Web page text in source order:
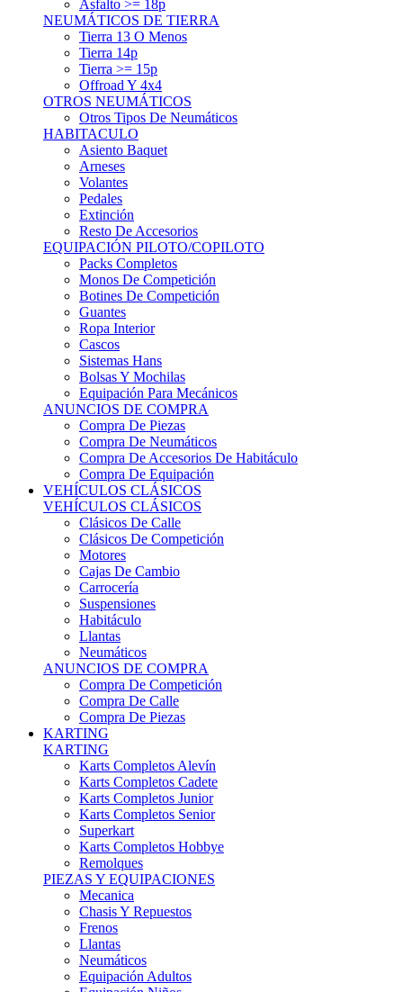
Tierra 13 O Menos
Tierra 14p
Tierra >= 15p
Offroad Y 4x4
OTROS NEUMÁTICOS
Otros Tipos De Neumáticos
HABITACULO
Asiento Baquet
Arneses
Volantes
Pedales
Extinción
Resto De Accesorios
EQUIPACIÓN PILOTO/COPILOTO
Packs Completos
Monos De Competición
Botines De Competición
Guantes
Ropa Interior
Cascos
Sistemas Hans
Bolsas Y Mochilas
Equipación Para Mecánicos
ANUNCIOS DE COMPRA
Compra De Piezas
Compra De Neumáticos
Compra De Accesorios De Habitáculo
Compra De Equipación
VEHÍCULOS CLÁSICOS
VEHÍCULOS CLÁSICOS
Clásicos De Calle
Clásicos De Competición
Motores
Cajas De Cambio
Carrocería
Suspensiones
Habitáculo
Llantas
Neumáticos
ANUNCIOS DE COMPRA
Compra De Competición
Compra De Calle
Compra De Piezas
KARTING
KARTING
Karts Completos Alevín
Karts Completos Cadete
Karts Completos Junior
Karts Completos Senior
Superkart
Karts Completos Hobbye
Remolques
PIEZAS Y EQUIPACIONES
Mecanica
Chasis Y Repuestos
Frenos
Llantas
Neumáticos
Equipación Adultos
Equipación Niños
Resto De Piezas